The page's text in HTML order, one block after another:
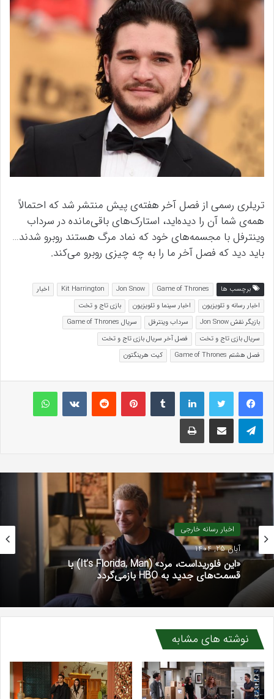
تریلری رسمی از فصل آخر هفته‌ی پیش منتشر شد که احتمالاً
همه‌ی شما آن را دیده‌اید، استارک‌های باقی‌مانده در سرداب
وینترفل با مجسمه‌های خود که نماد مرگ هستند روبرو شدند…
باید دید که فصل آخر ما را به چه چیزی روبرو می‌کند.
برچسب ها Game of Thrones
Jon Snow
Kit Harrington
اخبار
اخبار رسانه و تلویزیون
اخبار سینما و تلویزیون
بازی تاج و تخت
بازیگر نقش Jon Snow
سرداب وینترفل
سریال Game of Thrones
سریال بازی تاج و تخت
فصل آخر سریال بازی تاج و تخت
فصل هشتم Game of Thrones
کیت هرینگتون
لینکداینتامبلر پینتریستReddit
VKontakteواتس آپ
تلگرام اشتراک گذاری با ایمیل چاپ
اخبار رسانه خارجی
آبان 25, 1404
«این فلوریداست، مرد» (It’s Florida, Man) با
قسمت‌های جدید به HBO بازمی‌گردد
نوشته های مشابه